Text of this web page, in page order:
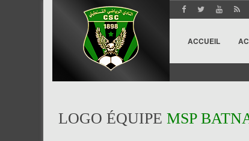
ACCUEIL
LOGO ÉQUIPE MSP